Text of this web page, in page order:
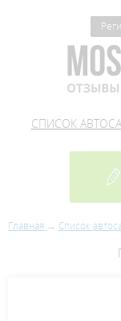
СПИСОК
Главная Список